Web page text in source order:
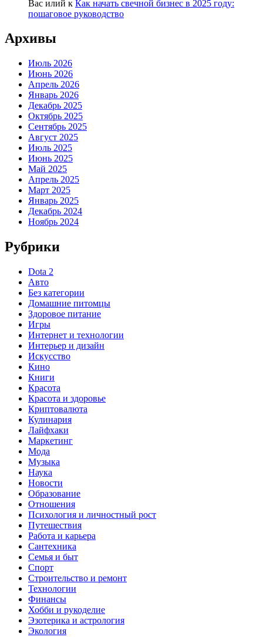
Вас илий к Как начать свечной бизнес в 2025 году:
пошаговое руководство
Архивы
Июль 2026
Июнь 2026
Апрель 2026
Январь 2026
Декабрь 2025
Октябрь 2025
Сентябрь 2025
Август 2025
Июль 2025
Июнь 2025
Май 2025
Апрель 2025
Март 2025
Январь 2025
Декабрь 2024
Ноябрь 2024
Рубрики
Dota 2
Авто
Без категории
Домашние питомцы
Здоровое питание
Игры
Интернет и технологии
Интерьер и дизайн
Искусство
Кино
Книги
Красота
Красота и здоровье
Криптовалюта
Кулинария
Лайфхаки
Маркетинг
Мода
Музыка
Наука
Новости
Образование
Отношения
Психология и личностный рост
Путешествия
Работа и карьера
Сантехника
Семья и быт
Спорт
Строительство и ремонт
Технологии
Финансы
Хобби и рукоделие
Эзотерика и астрология
Экология